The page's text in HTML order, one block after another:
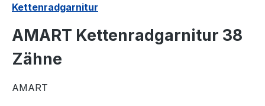
Kettenradgarnitur
AMART Kettenradgarnitur 38
Zähne
AMART